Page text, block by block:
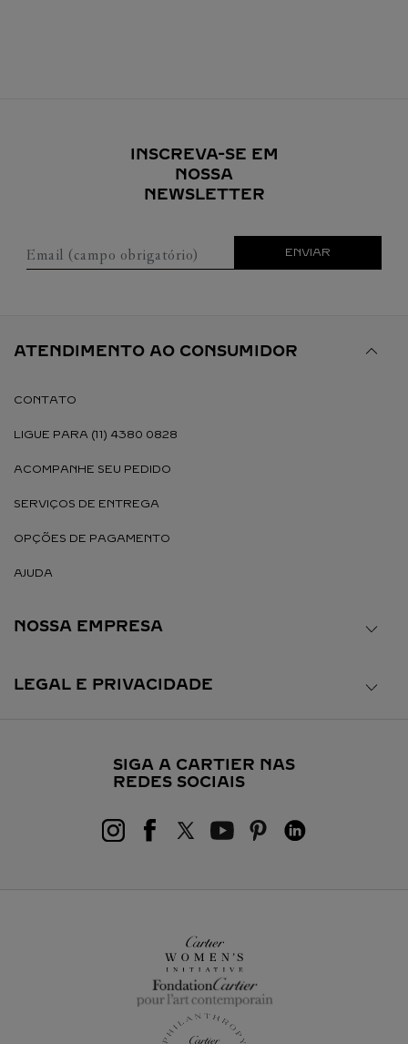
INSCREVA-SE EM
NOSSA
NEWSLETTER
Email (campo obrigatório) ENVIAR
ATENDIMENTO AO CONSUMIDOR
CONTATO
LIGUE PARA (11) 4380 0828
ACOMPANHE SEU PEDIDO
SERVIÇOS DE ENTREGA
OPÇÕES DE PAGAMENTO
AJUDA
NOSSA EMPRESA
LEGAL E PRIVACIDADE
SIGA A CARTIER NAS
REDES SOCIAIS